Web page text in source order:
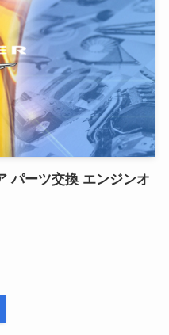
パーツ交換 エンジンオ